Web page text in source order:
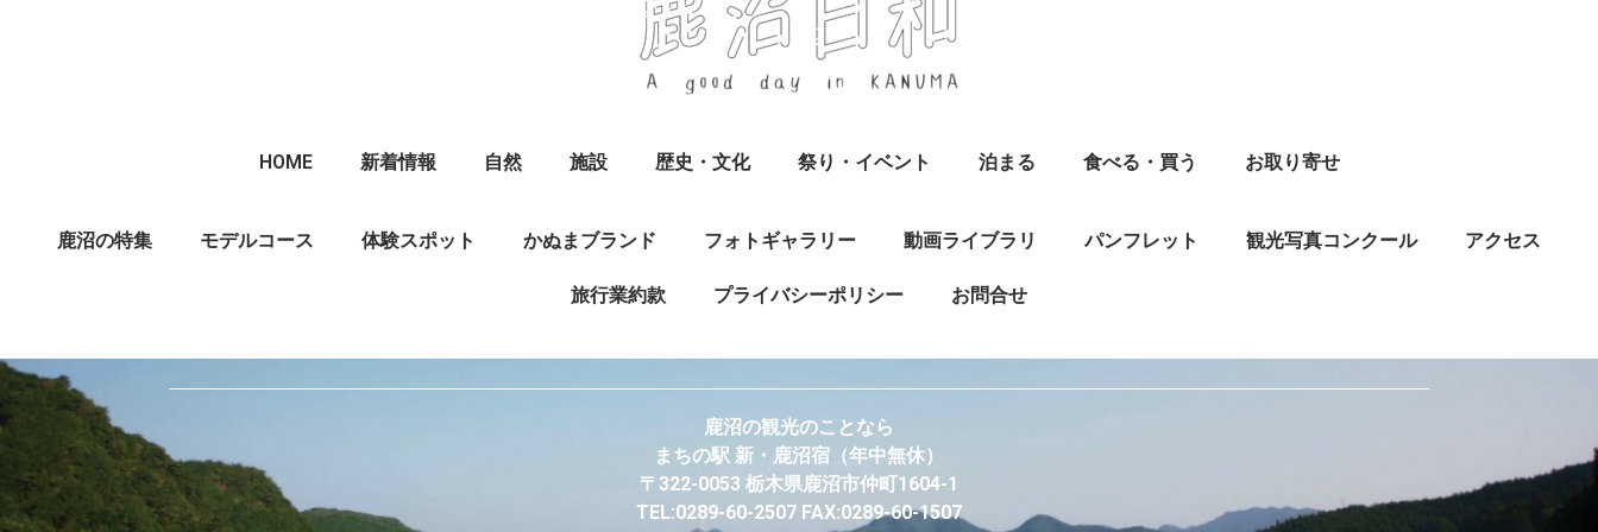
HOME 新着情報 自然 施設 歴史・文化 祭り・イベント 泊まる 食べる・買う お取り寄せ
鹿沼の特集 モデルコース 体験スポット かぬまブランド フォトギャラリー 動画ライブラリ パンフレット 観光写真コンクール アクセス
旅行業約款 プライバシーポリシー お問合せ
鹿沼の観光のことなら
まちの駅 新・鹿沼宿 （年中無休）
〒322-0053 栃木県鹿沼市仲町1604-1
TEL:0289-60-2507 FAX:0289-60-1507